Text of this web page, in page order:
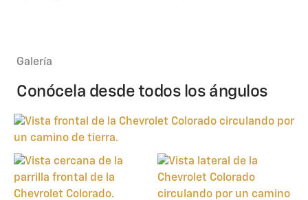
Galería
Conócela desde todos los ángulos